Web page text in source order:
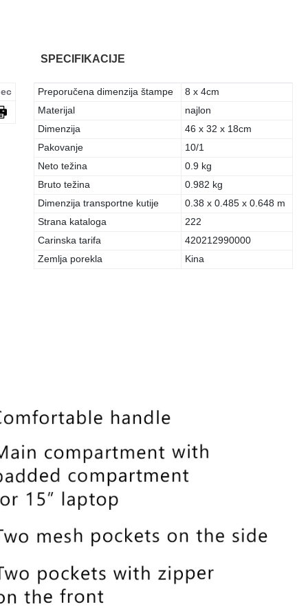
SPECIFIKACIJE
Preporučena dimenzija štampe
8 x 4cm
Materijal
najlon
Dimenzija
46 x 32 x 18cm
Pakovanje
10/1
Neto težina
0.9 kg
Bruto težina
0.982 kg
Dimenzija transportne kutije
0.38 x 0.485 x 0.648 m
Strana kataloga
222
Carinska tarifa
420212990000
Zemlja porekla
Kina